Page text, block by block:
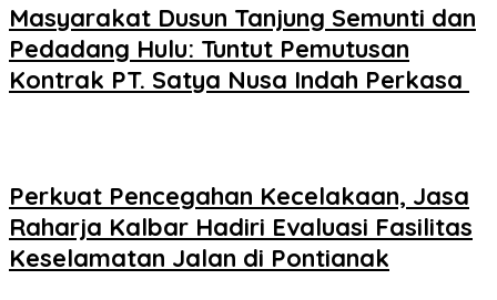
Masyarakat Dusun Tanjung Semunti dan
Pedadang Hulu: Tuntut Pemutusan
Kontrak PT. Satya Nusa Indah Perkasa ‎
Perkuat Pencegahan Kecelakaan, Jasa
Raharja Kalbar Hadiri Evaluasi Fasilitas
Keselamatan Jalan di Pontianak